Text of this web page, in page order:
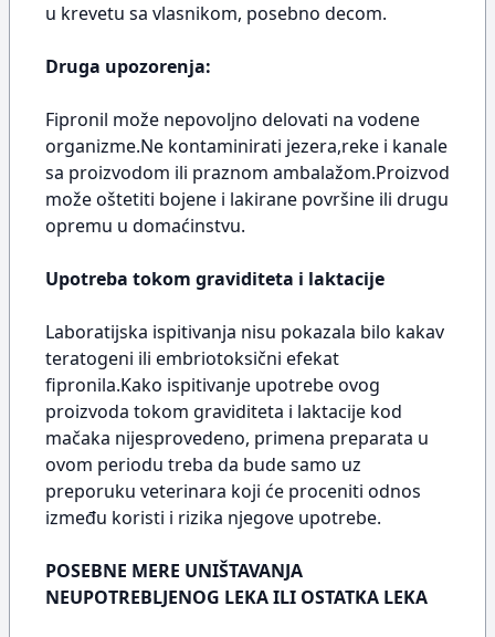
u krevetu sa vlasnikom, posebno decom.
Druga upozorenja:
Fipronil može nepovoljno delovati na vodene
organizme.Ne kontaminirati jezera,reke i kanale
sa proizvodom ili praznom ambalažom.Proizvod
može oštetiti bojene i lakirane površine ili drugu
opremu u domaćinstvu.
Upotreba tokom graviditeta i laktacije
Laboratijska ispitivanja nisu pokazala bilo kakav
teratogeni ili embriotoksični efekat
fipronila.Kako ispitivanje upotrebe ovog
proizvoda tokom graviditeta i laktacije kod
mačaka nijesprovedeno, primena preparata u
ovom periodu treba da bude samo uz
preporuku veterinara koji će proceniti odnos
između koristi i rizika njegove upotrebe.
POSEBNE MERE UNIŠTAVANJA
NEUPOTREBLJENOG LEKA ILI OSTATKA LEKA